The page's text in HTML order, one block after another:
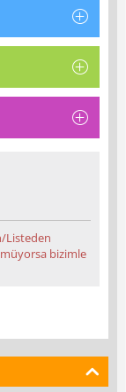
Listeden
bizimle